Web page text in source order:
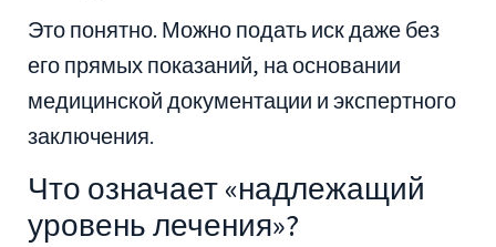
Это понятно. Можно подать иск даже без
его прямых показаний, на основании
медицинской документации и экспертного
заключения.
Что означает «надлежащий
уровень лечения»?